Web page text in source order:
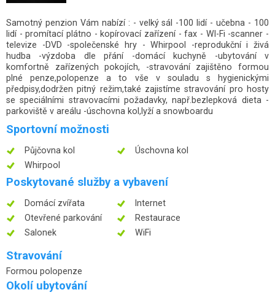
Samotný penzion Vám nabízí : - velký sál -100 lidí - učebna - 100
lidí - promítací plátno - kopírovací zařízení - fax - WI-Fi -scanner -
televize -DVD -společenské hry - Whirpool -reprodukční i živá
hudba -výzdoba dle přání -domácí kuchyně -ubytování v
komfortně zařízených pokojích, -stravování zajištěno formou
plné penze,polopenze a to vše v souladu s hygienickými
předpisy,dodržen pitný režim,také zajistíme stravování pro hosty
se speciálními stravovacími požadavky, např.bezlepková dieta -
parkoviště v areálu -úschovna kol,lyží a snowboardu
Sportovní možnosti
Půjčovna kol
Úschovna kol
Whirpool
Poskytované služby a vybavení
Domácí zvířata
Internet
Otevřené parkování
Restaurace
Salonek
WiFi
Stravování
Formou polopenze
Okolí ubytování